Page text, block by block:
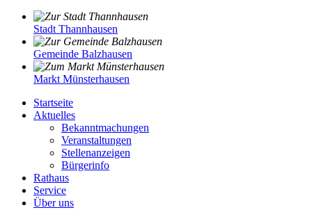
Stadt Thannhausen
Gemeinde Balzhausen
Markt Münsterhausen
Startseite
Aktuelles
Bekanntmachungen
Veranstaltungen
Stellenanzeigen
Bürgerinfo
Rathaus
Service
Über uns